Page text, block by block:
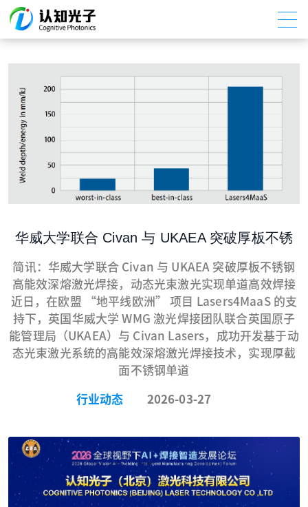
华威大学联合 Civan 与 UKAEA 突破厚板不锈
钢高能效深熔激光焊接，动态光束激光实现单
道高效焊接
简讯：华威大学联合 Civan 与 UKAEA 突破厚板不锈钢
高能效深熔激光焊接，动态光束激光实现单道高效焊接
近日，在欧盟 “地平线欧洲” 项目 Lasers4MaaS 的支
持下，英国华威大学 WMG 激光焊接团队联合英国原子
能管理局（UKAEA）与 Civan Lasers，成功开发基于动
态光束激光系统的高能效深熔激光焊接技术，实现厚截
面不锈钢单道
行业动态 2026-03-27